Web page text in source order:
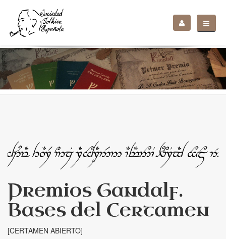
Premios Gandalf.
Bases del Certamen
[CERTAMEN ABIERTO]